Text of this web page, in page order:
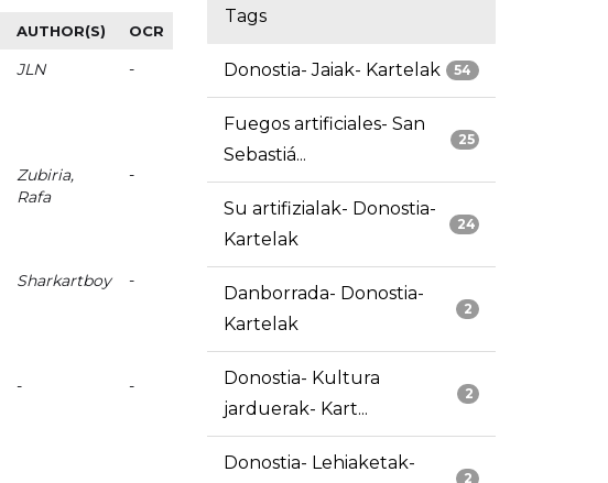
AUTHOR(S) OCR
JLN -
Zubiria,
Rafa
-
Sharkartboy -
- -
Tags
54
Donostia- Jaiak- Kartelak
25
Fuegos artificiales- San
Sebastiá...
24
Su artifizialak- Donostia-
Kartelak
2
Danborrada- Donostia-
Kartelak
2
Donostia- Kultura
jarduerak- Kart...
2
Donostia- Lehiaketak-